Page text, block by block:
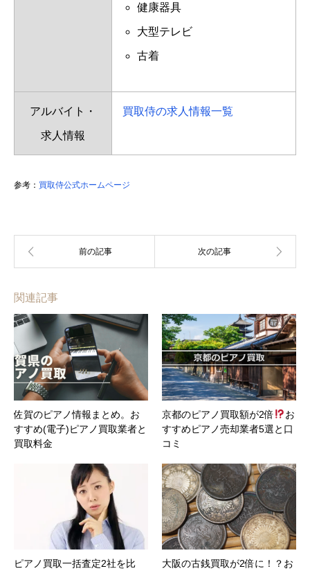
健康器具
大型テレビ
古着
アルバイト・
求人情報
買取侍の求人情報一覧
参考： 買取侍公式ホームページ
関連記事
佐賀のピアノ情報まとめ。お
すすめ(電子)ピアノ買取業者と
買取料金
京都のピアノ買取額が2倍
お
すすめピアノ売却業者5選と口
コミ
ピアノ買取一括査定2社を比
大阪の古銭買取が2倍に！？お